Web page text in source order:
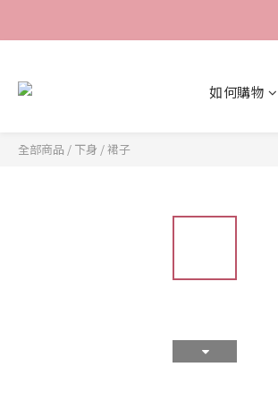
如何購物
全部商品 / 下身 /裙子